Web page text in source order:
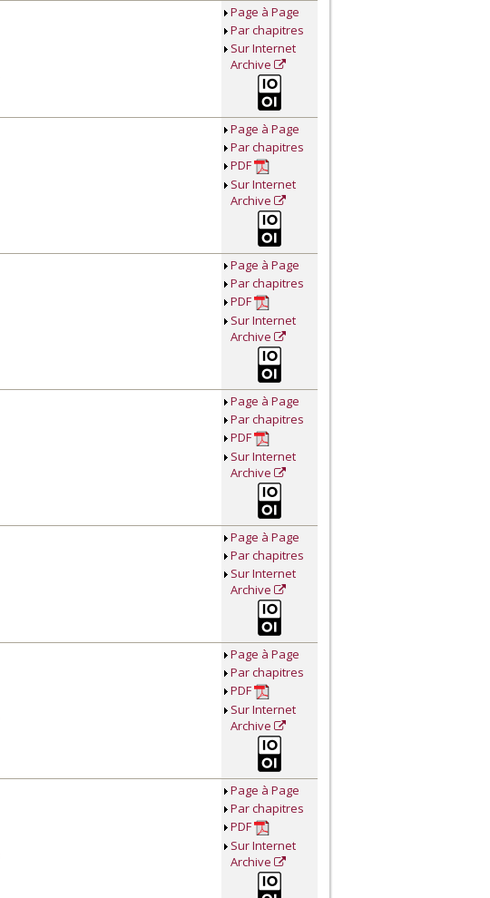
Page à Page
Par chapitres
Sur Internet
Archive
Page à Page
Par chapitres
PDF
Sur Internet
Archive
Page à Page
Par chapitres
PDF
Sur Internet
Archive
Page à Page
Par chapitres
PDF
Sur Internet
Archive
Page à Page
Par chapitres
Sur Internet
Archive
Page à Page
Par chapitres
PDF
Sur Internet
Archive
Page à Page
Par chapitres
PDF
Sur Internet
Archive